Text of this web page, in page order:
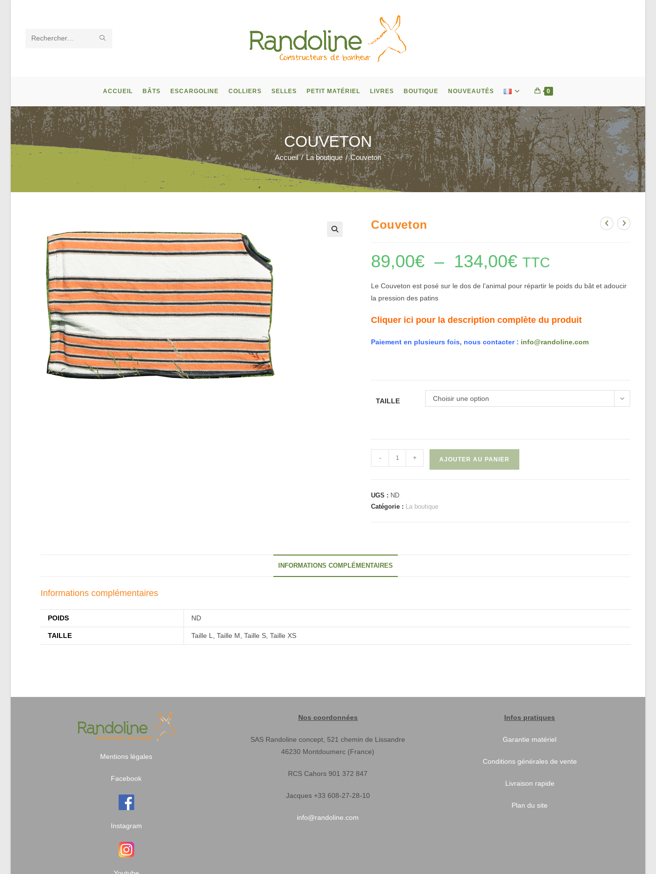
Rechercher
ACCUEIL BÂTS ESCARGOLINE COLLIERS SELLES PETIT MATÉRIEL LIVRES BOUTIQUE NOUVEAUTÉS 0
COUVETON
Accueil / La boutique / Couveton
Couveton
89,00€ – 134,00€ prix :
134,00€
TTC
Le Couveton est posé sur le dos de l’animal pour répartir le poids du bât et adoucir
la pression des patins
Cliquer ici pour la description complète du produit
Paiement en plusieurs fois, nous contacter : info@randoline.com
TAILLE Choisir une option
de
- + AJOUTER AU PANIER
UGS : ND
Catégorie : La boutique
INFORMATIONS COMPLÉMENTAIRES
Informations complémentaires
POIDS ND
TAILLE Taille L, Taille M, Taille S, Taille XS
Mentions légales
Facebook
Instagram
Nos coordonnées
SAS Randoline concept, 521 chemin de Lissandre
46230 Montdoumerc (France)
RCS Cahors 901 372 847
Jacques +33 608-27-28-10
info@randoline.com
Infos pratiques
Garantie matériel
Conditions générales de vente
Livraison rapide
Plan du site